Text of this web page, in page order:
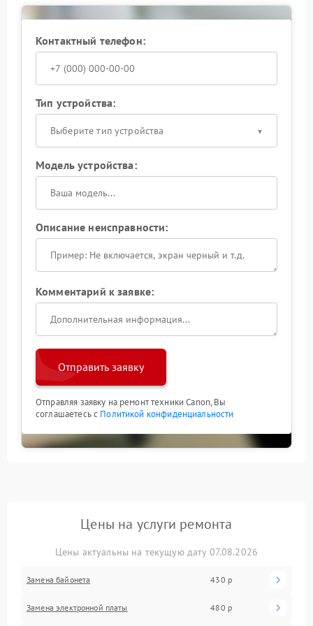
требуется стабильный результат в репортаже,
В компании FIX-CANON устранение такой
неисправности выполняется с учетом конструкции
конкретной модели, что позволяет вернуть
объективу точную и предсказуемую работу
автофокуса.
Контактный телефон:
Тип устройства:
Выберите тип устройства
Модель устройства:
Описание неисправности:
Комментарий к заявке:
Отправить заявку
Отправляя заявку на ремонт техники Canon, Вы
соглашаетесь с Политикой конфиденциальности
Цены на услуги ремонта
Цены актуальны на текущую дату 07.08.2026
Замена байонета 430 р
Замена электронной платы 480 р